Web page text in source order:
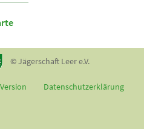
© Jägerschaft Leer e.V.
Datenschutzerklärung